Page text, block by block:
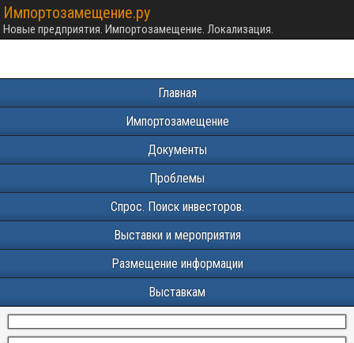
Импортозамещение.ру
Новые предприятия. Импортозамещение. Локализация.
Главная
Импортозамещение
Документы
Проблемы
Спрос. Поиск инвесторов.
Выставки и мероприятия
Размещение информации
Выставкам